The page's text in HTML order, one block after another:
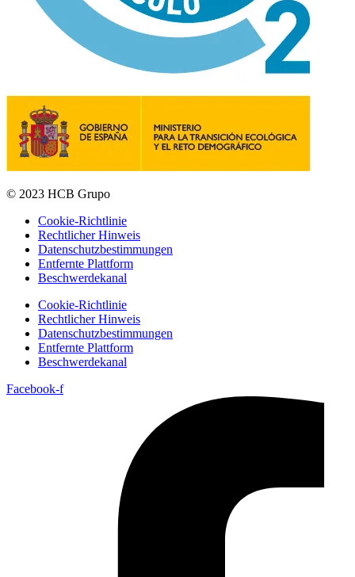
© 2023 HCB Grupo
Cookie-Richtlinie
Rechtlicher Hinweis
Datenschutzbestimmungen
Entfernte Plattform
Beschwerdekanal
Cookie-Richtlinie
Rechtlicher Hinweis
Datenschutzbestimmungen
Entfernte Plattform
Beschwerdekanal
Facebook-f